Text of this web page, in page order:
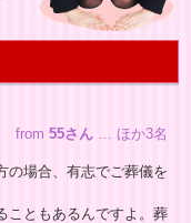
from 55さん … ほか3名
の場合、有志でご葬儀を
こともあるんですよ。葬